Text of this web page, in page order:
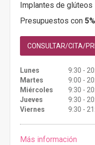
Implantes de glúteos
Presupuestos con
CONSULTAR/CITA/
Lunes
9:30 -
Martes
9:00 -
Miércoles
9:30 -
Jueves
9:30 -
Viernes
9:30 -
Más información